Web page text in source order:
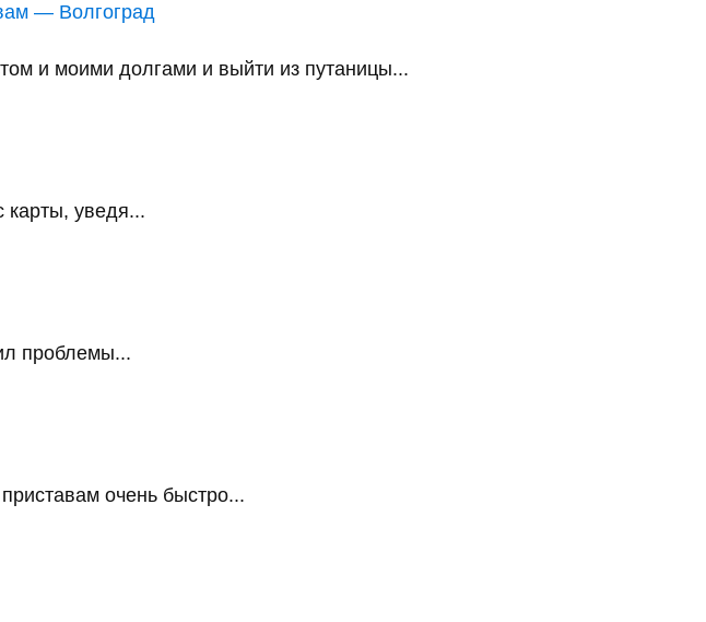
— Волгоград
и моими долгами и выйти из путаницы...
карты, уведя...
проблемы...
очень быстро...